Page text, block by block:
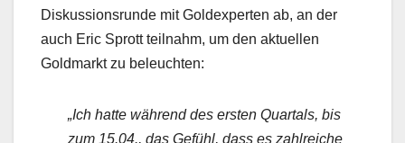
Diskussionsrunde mit Goldexperten ab, an der
auch Eric Sprott teilnahm, um den aktuellen
Goldmarkt zu beleuchten:
„Ich hatte während des ersten Quartals, bis
zum 15.04., das Gefühl, dass es zahlreiche